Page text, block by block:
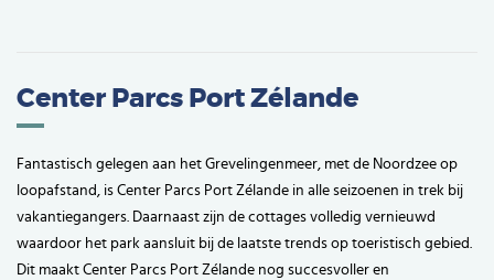
Center Parcs Port Zélande
Fantastisch gelegen aan het Grevelingenmeer, met de Noordzee op
loopafstand, is Center Parcs Port Zélande in alle seizoenen in trek bij
vakantiegangers. Daarnaast zijn de cottages volledig vernieuwd
waardoor het park aansluit bij de laatste trends op toeristisch gebied.
Dit maakt Center Parcs Port Zélande nog succesvoller en